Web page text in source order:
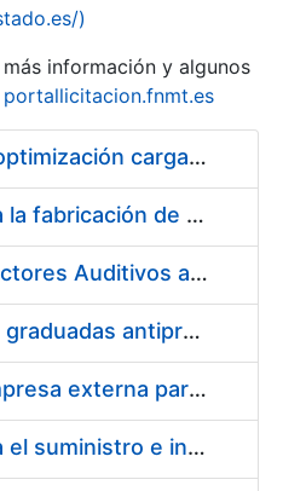
)
información y algunos
portallicitacion.fnmt.es
Pliego condiciones optimización cargas compras firmado
Acuerdo marco para la fabricación de piezas
Suministro de Protectores Auditivos a medida para las personas trabajadoras de los Centros de Trabajo de Madrid y Burgos
Suministro de gafas graduadas antiproyecciones para los trabajadores de la FNMT-RCM en los centros de trabajo de Madrid y Burgos
Servicios de una empresa externa para el asesoramiento y resolución de los recursos de alzada que se presentan relacionados con procesos de selección para la FNMT-RCM
Acuerdo marco para el suministro e instalación de persianas, estores y otros complementos